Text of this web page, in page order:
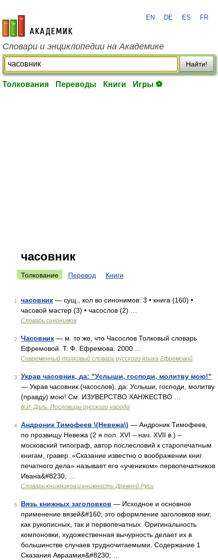
academic.ru
EN DE ES FR
Словари и энциклопедии на Академике
Найти!
Толкования Переводы Книги Игры ⚽
часовник
Толкование Перевод Книги
1 часовник — сущ., кол во синонимов: 3 • книга (160) •
часовой мастер (3) • часослов (2) …
Словарь синонимов
2 Часовник — м. то же, что Часослов Толковый словарь
Ефремовой. Т. Ф. Ефремова. 2000 …
Современный толковый словарь русского языка Ефремовой
3
Украв часовник, да: "Услыши, господи, молитву мою!"
— Украв часовник (часослов), да: Услыши, господи, молитву
(правду) мою! См. ИЗУВЕРСТВО ХАНЖЕСТВО …
В.И. Даль. Пословицы русского народа
4 Андроник Тимофеев \(Невежа\) — Андроник Тимофеев,
по прозвищу Невежа (2 я пол. XVI – нач. XVII в.) –
московский типограф, автор послесловий к старопечатным
книгам, гравер. «Сказание известно о воображении книг
печатного дела» называет его «учеником» первопечатников
Ивана&#8230; …
Словарь книжников и книжности Древней Руси
5 Вязь книжных заголовков — Исходное и основное
применение вязей&#160; это оформление заголовков книг,
как рукописных, так и первопечатных. Оригинальность
компоновки, художественная вычурность делает их в
большинстве случаев трудночитаемыми. Содержание 1
Сказания Авраамия&#8230; …